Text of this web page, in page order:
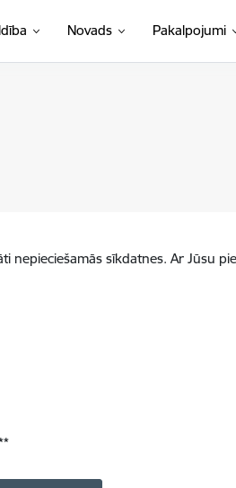
Novads Pakalpojumi
nepieciešamās sīkdatnes. Ar Jūsu